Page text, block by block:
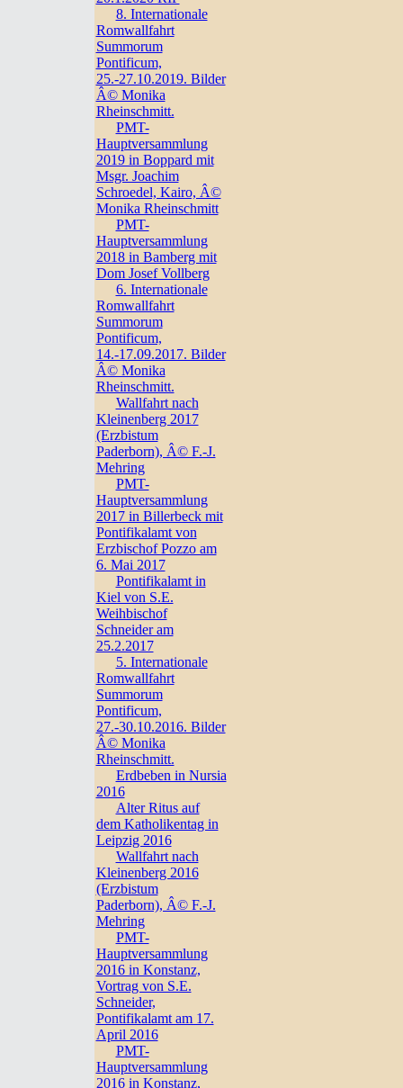
8. Internationale
Romwallfahrt
Summorum
Pontificum,
25.-27.10.2019. Bilder
Â© Monika
Rheinschmitt.
PMT-
Hauptversammlung
2019 in Boppard mit
Msgr. Joachim
Schroedel, Kairo, Â©
Monika Rheinschmitt
PMT-
Hauptversammlung
2018 in Bamberg mit
Dom Josef Vollberg
6. Internationale
Romwallfahrt
Summorum
Pontificum,
14.-17.09.2017. Bilder
Â© Monika
Rheinschmitt.
Wallfahrt nach
Kleinenberg 2017
(Erzbistum
Paderborn), Â© F.-J.
Mehring
PMT-
Hauptversammlung
2017 in Billerbeck mit
Pontifikalamt von
Erzbischof Pozzo am
6. Mai 2017
Pontifikalamt in
Kiel von S.E.
Weihbischof
Schneider am
25.2.2017
5. Internationale
Romwallfahrt
Summorum
Pontificum,
27.-30.10.2016. Bilder
Â© Monika
Rheinschmitt.
Erdbeben in Nursia
2016
Alter Ritus auf
dem Katholikentag in
Leipzig 2016
Wallfahrt nach
Kleinenberg 2016
(Erzbistum
Paderborn), Â© F.-J.
Mehring
PMT-
Hauptversammlung
2016 in Konstanz,
Vortrag von S.E.
Schneider,
Pontifikalamt am 17.
April 2016
PMT-
Hauptversammlung
2016 in Konstanz,